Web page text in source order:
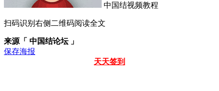
中国结视频教程
扫码识别右侧二维码阅读全文
来源「 中国结论坛 」
保存海报
天天签到